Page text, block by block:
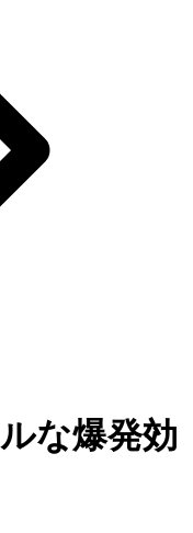
な爆発効